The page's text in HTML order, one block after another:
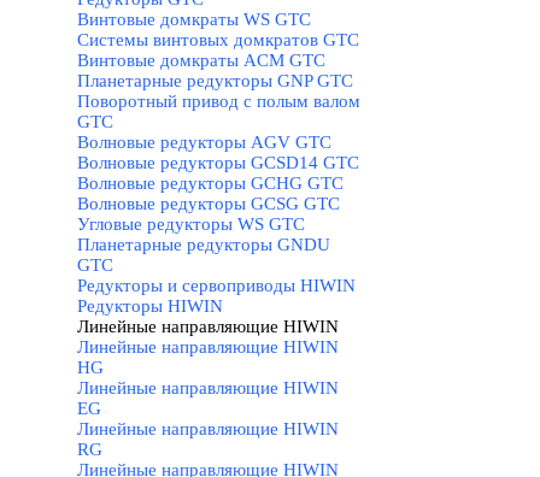
Винтовые домкраты WS GTC
Системы винтовых домкратов GTC
Винтовые домкраты ACM GTC
Планетарные редукторы GNP GTC
Поворотный привод с полым валом
GTC
Волновые редукторы AGV GTC
Волновые редукторы GCSD14 GTC
Волновые редукторы GCHG GTC
Волновые редукторы GCSG GTC
Угловые редукторы WS GTC
Планетарные редукторы GNDU
GTC
Редукторы и сервоприводы HIWIN
Редукторы HIWIN
Линейные направляющие HIWIN
Линейные направляющие HIWIN
HG
Линейные направляющие HIWIN
EG
Линейные направляющие HIWIN
RG
Линейные направляющие HIWIN